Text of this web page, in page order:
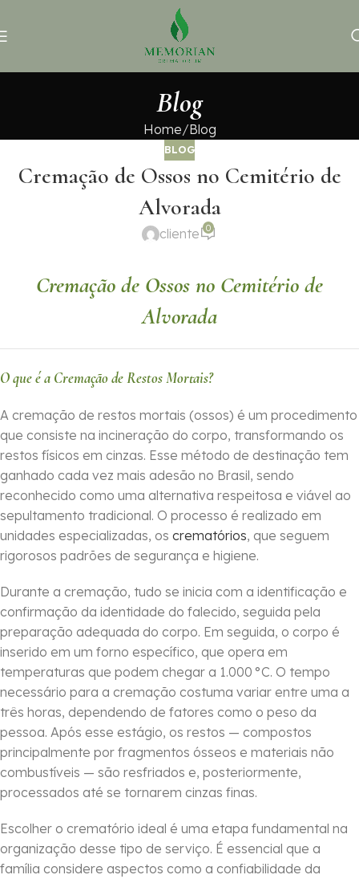
Blog
Home Blog
BLOG
Cremação de Ossos no Cemitério de
Alvorada
cliente 0
Cremação de Ossos no Cemitério de
Alvorada
O que é a Cremação de Restos Mortais?
A cremação de restos mortais (ossos) é um procedimento
que consiste na incineração do corpo, transformando os
restos físicos em cinzas. Esse método de destinação tem
ganhado cada vez mais adesão no Brasil, sendo
reconhecido como uma alternativa respeitosa e viável ao
sepultamento tradicional. O processo é realizado em
unidades especializadas, os crematórios, que seguem
rigorosos padrões de segurança e higiene.
Durante a cremação, tudo se inicia com a identificação e
confirmação da identidade do falecido, seguida pela
preparação adequada do corpo. Em seguida, o corpo é
inserido em um forno específico, que opera em
temperaturas que podem chegar a 1.000 °C. O tempo
necessário para a cremação costuma variar entre uma a
três horas, dependendo de fatores como o peso da
pessoa. Após esse estágio, os restos — compostos
principalmente por fragmentos ósseos e materiais não
combustíveis — são resfriados e, posteriormente,
processados até se tornarem cinzas finas.
Escolher o crematório ideal é uma etapa fundamental na
organização desse tipo de serviço. É essencial que a
família considere aspectos como a confiabilidade da